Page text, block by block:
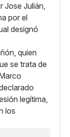
Jose Julián,
por el
designó
quien
se trata de
legítima,
los